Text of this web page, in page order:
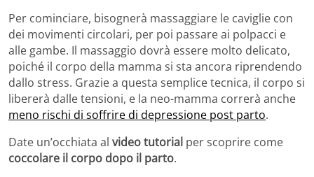
Per cominciare, bisognerà massaggiare le caviglie con
dei movimenti circolari, per poi passare ai polpacci e
alle gambe. Il massaggio dovrà essere molto delicato,
poiché il corpo della mamma si sta ancora riprendendo
dallo stress. Grazie a questa semplice tecnica, il corpo si
libererà dalle tensioni, e la neo-mamma correrà anche
meno rischi di soffrire di depressione post parto.
Date un’occhiata al video tutorial per scoprire come
coccolare il corpo dopo il parto.